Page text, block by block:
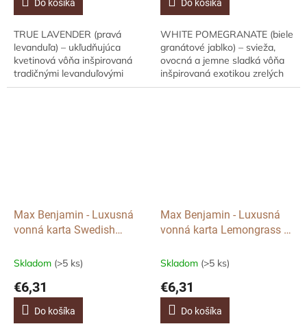
Do košíka
TRUE LAVENDER (pravá
levanduľa) – ukľudňujúca
kvetinová vôňa inšpirovaná
tradičnými levanduľovými
poľami. Nechajte sa obklopiť
Do košíka
WHITE POMEGRANATE (biele
granátové jablko) – svieža,
ovocná a jemne sladká vôňa
inšpirovaná exotikou zrelých
plodov. Preneste do svojho
Max Benjamin - Luxusná
vonná karta Swedish
Skladom (>5 ks)
€6,31
Do košíka
Max Benjamin - Luxusná
vonná karta Lemongrass &
Skladom (>5 ks)
€6,31
Do košíka